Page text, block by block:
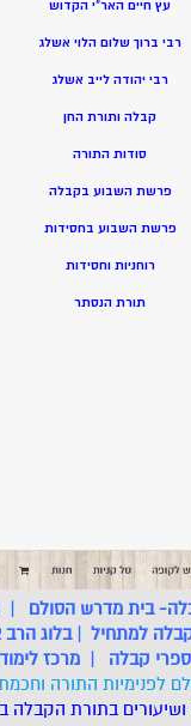
עץ חיים האר”י הקדוש
רבי ברוך שלום הלוי אשלג
רבי יהודה לייב אשלג
קבלה ותורת החן
סודות התורה
פרשת השבוע בקבלה
פרשת השבוע בחסידות
רוחניות וחסידות
תורת הנסתר
בית מדרש הסולם |
למתחיל |בלוג הרב
קבלה | מרכז
לפנימיות התורה
בתורת הקבלה